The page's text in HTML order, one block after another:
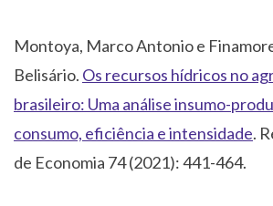
Montoya, Marco Antonio e
Belisário. Os recursos hídricos no
brasileiro: Uma análise insumo-
consumo, eficiência e intensidade.
de Economia 74 (2021): 441-464.